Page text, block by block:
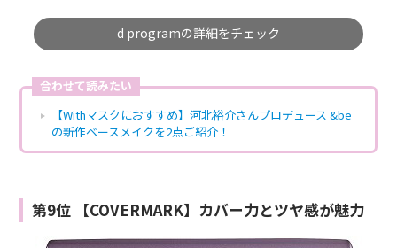
d programの詳細をチェック
合わせて読みたい
【Withマスクにおすすめ】河北裕介さんプロデュース &be
の新作ベースメイクを2点ご紹介！
第9位 【COVERMARK】カバー力とツヤ感が魅力